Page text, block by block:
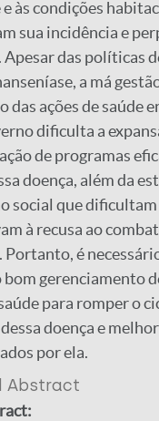
às condições
sua incidência e
das políticas
a má
das ações de saúde
dificulta a
de programas
doença, além da
social que
à recusa ao
é
bom gerenciamento
para romper o
doença e
por ela.
Abstract